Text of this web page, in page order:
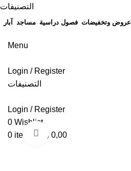
التصنيفات
آبار مساجد فصول دراسية عروض وتخفيضات
Menu
Login / Register
التصنيفات
Login / Register
0 Wishlist
0 items 0,00 ر.ع. Click to enlarge